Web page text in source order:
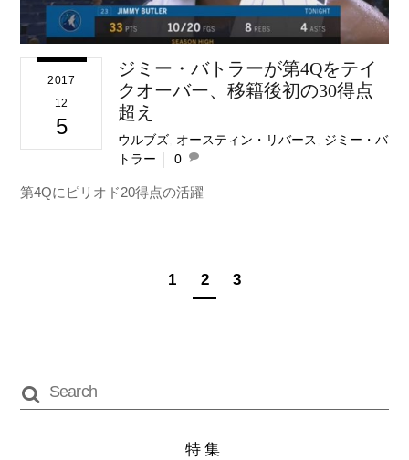
2017
12
5
ジミー・バトラーが第4Qをテイ
クオーバー、移籍後初の30得点
超え
ウルブズ オースティン・リバース
ジミー・バ
トラー
0
第4Qにピリオド20得点の活躍
1 2 3
特集